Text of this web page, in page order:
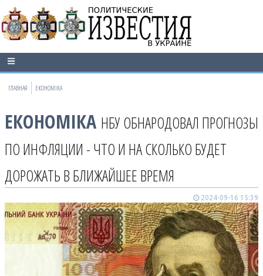
ГЛАВНАЯ ЕКОНОМІКА
ЕКОНОМІКА НБУ ОБНАРОДОВАЛ ПРОГНОЗЫ
ПО ИНФЛЯЦИИ - ЧТО И НА СКОЛЬКО БУДЕТ
ДОРОЖАТЬ В БЛИЖАЙШЕЕ ВРЕМЯ
2024-09-16 15:39